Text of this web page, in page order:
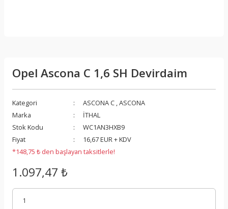
Opel Ascona C 1,6 SH Devirdaim
Kategori ASCONA C ,ASCONA
Marka
İTHAL
Stok Kodu
WC1AN3HXB9
Fiyat
16,67 EUR + KDV
*148,75 ₺ den başlayan taksitlerle!
1.097,47 ₺